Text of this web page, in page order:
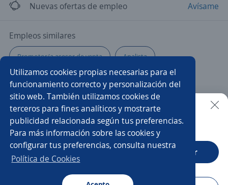
Utilizamos cookies propias necesarias para el
funcionamiento correcto y personalización del
sitio web. También utilizamos cookies de
terceros para fines analíticos y mostrarte
publicidad relacionada según tus preferencias.
Para más información sobre las cookies y
configurar tus preferencias, consulta nuestra
Política de Cookies
Nuevas ofertas de empleo Avísame
Empleos similares
Promotor/a asesor de venta Analista
Especialista en ventas Asesor/a comercial
Asesor/a de ventas Asesor/a telefónico
Ejecutivo/a de ventas Analista de compras
Asesor de ventas
Asesor/a call center ventas
Buscar es más fácil en la app
CT App Abrir